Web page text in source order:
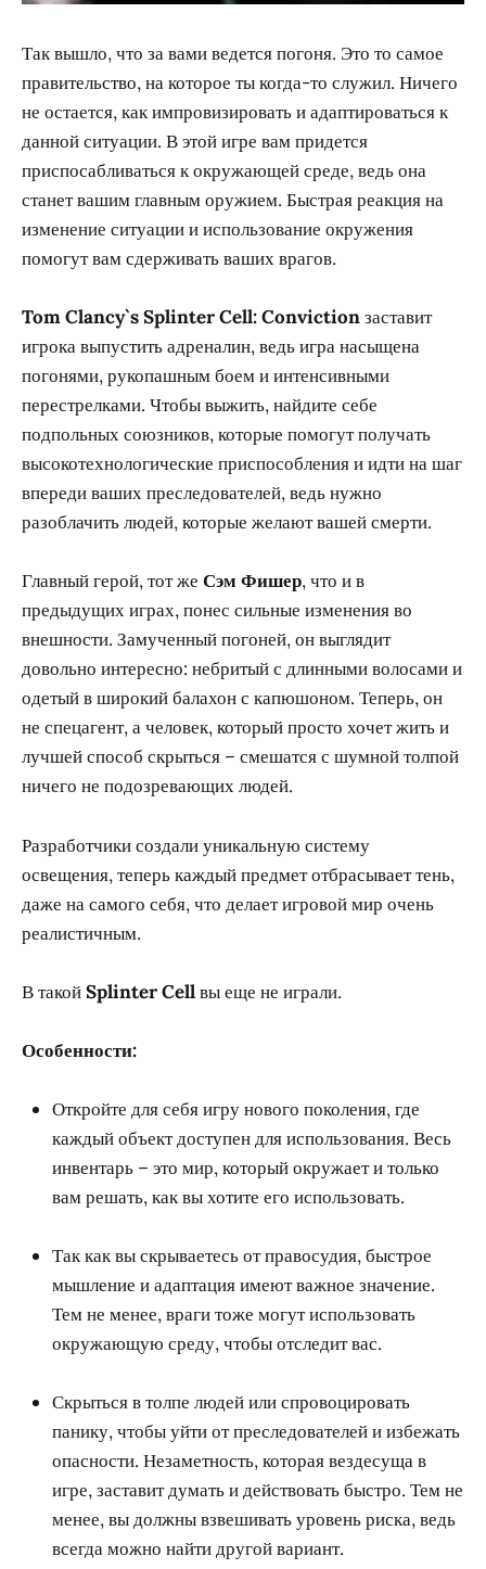
Так вышло, что за вами ведется погоня. Это то самое
правительство, на которое ты когда-то служил. Ничего
не остается, как импровизировать и адаптироваться к
данной ситуации. В этой игре вам придется
приспосабливаться к окружающей среде, ведь она
станет вашим главным оружием. Быстрая реакция на
изменение ситуации и использование окружения
помогут вам сдерживать ваших врагов.
Tom Clancy`s Splinter Cell: Convictionзаставит
игрока выпустить адреналин, ведь игра насыщена
погонями, рукопашным боем и интенсивными
перестрелками. Чтобы выжить, найдите себе
подпольных союзников, которые помогут получать
высокотехнологические приспособления и идти на шаг
впереди ваших преследователей, ведь нужно
разоблачить людей, которые желают вашей смерти.
Главный герой, тот же Сэм Фишер, что и в
предыдущих играх, понес сильные изменения во
внешности. Замученный погоней, он выглядит
довольно интересно: небритый с длинными волосами и
одетый в широкий балахон с капюшоном. Теперь, он
не спецагент, а человек, который просто хочет жить и
лучшей способ скрыться – смешатся с шумной толпой
ничего не подозревающих людей.
Разработчики создали уникальную систему
освещения, теперь каждый предмет отбрасывает тень,
даже на самого себя, что делает игровой мир очень
реалистичным.
В такойSplinter Cellвы еще не играли.
Особенности:
Откройте для себя игру нового поколения, где
каждый объект доступен для использования. Весь
инвентарь – это мир, который окружает и только
вам решать, как вы хотите его использовать.
Так как вы скрываетесь от правосудия, быстрое
мышление и адаптация имеют важное значение.
Тем не менее, враги тоже могут использовать
окружающую среду, чтобы отследит вас.
Скрыться в толпе людей или спровоцировать
панику, чтобы уйти от преследователей и избежать
опасности. Незаметность, которая вездесуща в
игре, заставит думать и действовать быстро. Тем не
менее, вы должны взвешивать уровень риска, ведь
всегда можно найти другой вариант.